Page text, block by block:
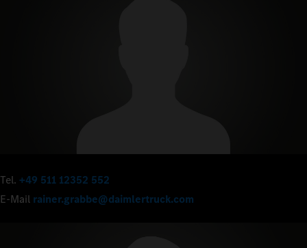
Tel. +49 511 12352 552
E-Mail rainer.grabbe@daimlertruck.com